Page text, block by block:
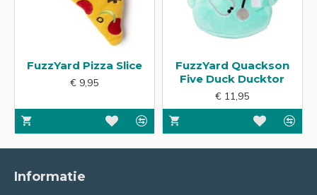
FuzzYard Pizza Slice
€ 9,95
FuzzYard Quackson
Five Duck Ducktor
€ 11,95
Informatie